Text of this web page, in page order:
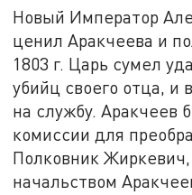
Новый Император
ценил Аракчеева и
1803 г. Царь сумел
убийц своего отца, и
на службу. Аракчеев
комиссии для
Полковник
начальством